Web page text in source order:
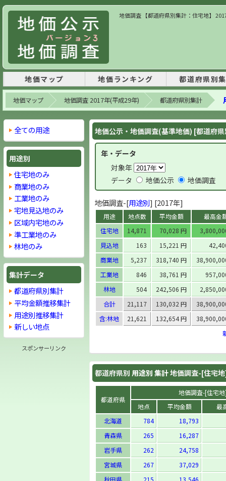
地価調査 【都道府県別集計：住宅地】
地価マップ 地価ランキング 都道府県別
地価マップ 地価調査 2017年(平成29年) 都道府県別集計
地価公示・地価調査(基準地価) [都道府
年・データ
対象年
データ
地価公示 地価調査
地価調査-[用途別] [2017年]
用途 地点数 平均金額
最高金
住宅地
14,871 70,028 円
見込地
163 15,221 円
商業地
5,237 318,740 円
工業地
846 38,761 円
林地
504 242,506 円
合計
21,117 130,032 円
含:林地
21,621 132,654 円
都道府県別 用途別 集計地価調査-[住宅
都道府県
地価調査-[住宅
地点
平均金額
最
北海道
784
18,793
青森県
265
16,287
岩手県
262
24,758
宮城県
267
37,029
秋田県
215
13,546
全ての用途
用途別
住宅地のみ
商業地のみ
工業地のみ
宅地見込地のみ
区域内宅地のみ
準工業地のみ
林地のみ
集計データ
都道府県別集計
平均金額推移集計
用途別推移集計
新しい地点
スポンサーリンク